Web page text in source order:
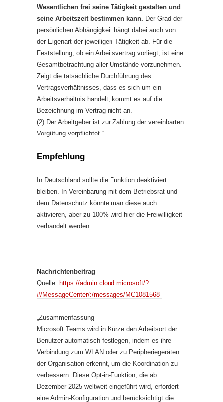
Wesentlichen frei seine Tätigkeit gestalten und
seine Arbeitszeit bestimmen kann. Der Grad der
persönlichen Abhängigkeit hängt dabei auch von
der Eigenart der jeweiligen Tätigkeit ab. Für die
Feststellung, ob ein Arbeitsvertrag vorliegt, ist eine
Gesamtbetrachtung aller Umstände vorzunehmen.
Zeigt die tatsächliche Durchführung des
Vertragsverhältnisses, dass es sich um ein
Arbeitsverhältnis handelt, kommt es auf die
Bezeichnung im Vertrag nicht an.
(2) Der Arbeitgeber ist zur Zahlung der vereinbarten
Vergütung verpflichtet.“
Empfehlung
In Deutschland sollte die Funktion deaktiviert
bleiben. In Vereinbarung mit dem Betriebsrat und
dem Datenschutz könnte man diese auch
aktivieren, aber zu 100% wird hier die Freiwilligkeit
verhandelt werden.
Nachrichtenbeitrag
Quelle: https://admin.cloud.microsoft/?
#/MessageCenter/:/messages/MC1081568
„Zusammenfassung
Microsoft Teams wird in Kürze den Arbeitsort der
Benutzer automatisch festlegen, indem es ihre
Verbindung zum WLAN oder zu Peripheriegeräten
der Organisation erkennt, um die Koordination zu
verbessern. Diese Opt-in-Funktion, die ab
Dezember 2025 weltweit eingeführt wird, erfordert
eine Admin-Konfiguration und berücksichtigt die